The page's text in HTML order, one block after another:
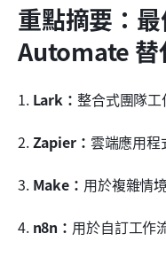
重點摘要：
Automate 替
1. Lark： 整合式團隊
2. Zapier： 雲端應用
3. Make： 用於複雜情
4. n8n： 用於自訂工作